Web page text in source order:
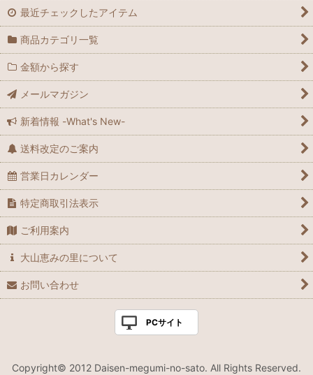
最近チェックしたアイテム
商品カテゴリ一覧
金額から探す
メールマガジン
新着情報 -What's New-
送料改定のご案内
営業日カレンダー
特定商取引法表示
ご利用案内
大山恵みの里について
お問い合わせ
PCサイト
Copyright© 2012 Daisen-megumi-no-sato. All Rights Reserved.